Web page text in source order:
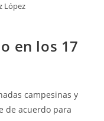
López
en los 17
campesinas y
de acuerdo para